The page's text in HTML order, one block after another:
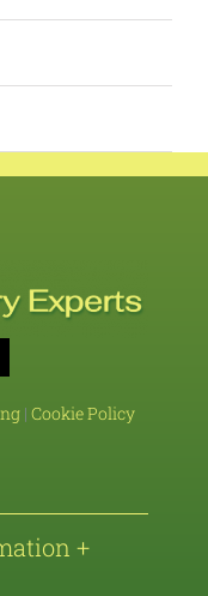
| Cookie Policy
+